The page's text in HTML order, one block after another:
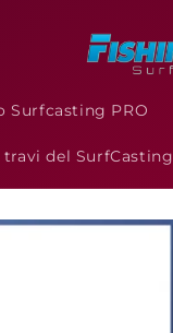
Surfcasting PRO
travi del SurfCasting